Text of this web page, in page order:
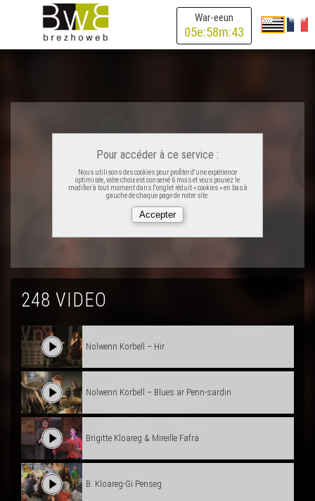
War-eeun
05e:58m:43
Pour accéder à ce service :
Nous utilisons des cookies pour profiter d'une expérience
optimisée, votre choix est conservé 6 mois et vous pouvez le
modifier à tout moment dans l'onglet réduit « cookies » en bas à
gauche de chaque page de notre site.
248 VIDEO
Nolùen er Buhé (2)
Breudeur Kornig (1)
Nolwenn Korbell, Soig Siberil - Bugale Breizh
Nolwenn Korbell – Hir
Nolwenn Korbell – Blues ar Penn-sardin
Brigitte Kloareg & Mireille Fafra
B. Kloareg-Gi Penseg